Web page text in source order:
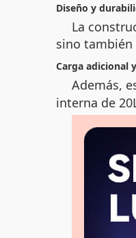
Diseño y
La
sino también
Carga adicional
Además,
interna de